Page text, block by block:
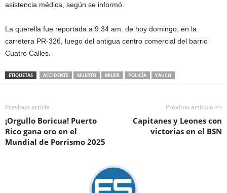
asistencia médica, según se informó.
La querella fue reportada a 9:34 am. de hoy domingo, en la
carretera PR-326, luego del antigua centro comercial del barrio
Cuatro Calles.
ETIQUETAS ACCIDENTE MUERTO MUJER POLICÍA YAUCO
Previous article
¡Orgullo Boricua! Puerto
Rico gana oro en el
Mundial de Porrismo 2025
Próximo artículo >>
Capitanes y Leones con
victorias en el BSN